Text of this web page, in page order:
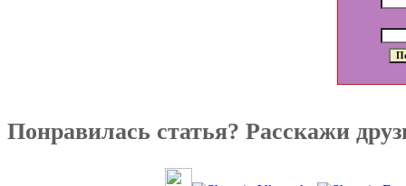
Понравилась статья? Расскажи